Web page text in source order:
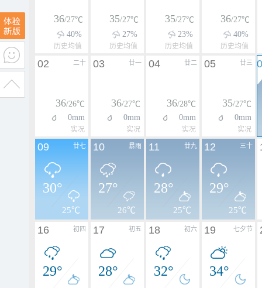
36/27℃
40%
历史均值
35/27℃
27%
历史均值
35/27℃
23%
历史均值
36/27℃
40%
历史均值
二十
02
36/26℃
0mm
实况
廿一
03
36/27℃
0mm
实况
廿二
04
36/28℃
0mm
实况
廿三
05
35/27℃
0mm
实况
廿七
09
30°
25℃
暴雨
10
27°
26℃
廿九
11
28°
25℃
三十
12
29°
25℃
初四
16
29°
初五
17
28°
初六
18
32°
七夕节
19
34°